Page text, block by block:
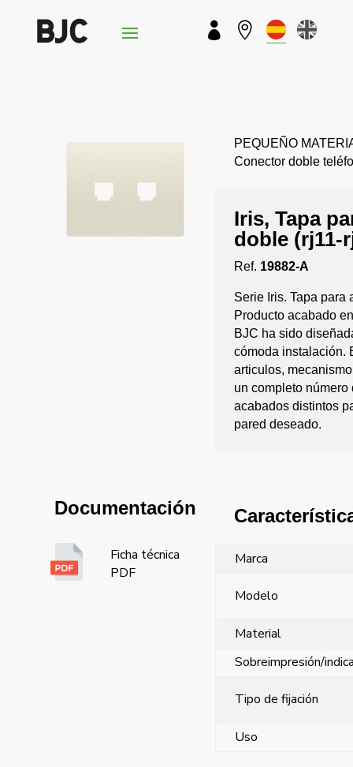
 
PEQUEÑO
Conector doble
Iris, Tapa
doble (rj11-
Ref. 19882-A
Serie Iris. Tapa para
Producto acabado
BJC ha sido
cómoda instalación.
articulos,
un completo
acabados distintos
pared deseado.
Documentación
Ficha técnica
PDF
Marca
Modelo
Material
Sobreimpresión/
Tipo de fijación
Uso